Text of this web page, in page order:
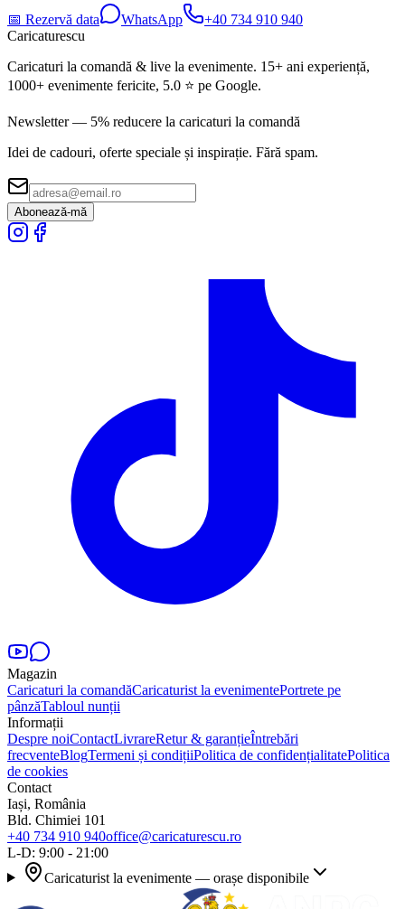
📅 Rezervă data WhatsApp
+40 734 910 940
Caricaturescu
Caricaturi la comandă & live la evenimente. 15+ ani experiență,
1000+ evenimente fericite, 5.0 ⭐ pe Google.
Newsletter — 5% reducere la caricaturi la comandă
Idei de cadouri, oferte speciale și inspirație. Fără spam.
Abonează-mă
Magazin
Caricaturi la comandăCaricaturist la evenimentePortrete pe
pânzăTabloul nunții
Informații
Despre noiContactLivrareRetur & garanțieÎntrebări
frecventeBlogTermeni și condițiiPolitica de confidențialitatePolitica
de cookies
Contact
Iași, România
Bld. Chimiei 101
+40 734 910 940office@caricaturescu.ro
L-D: 9:00 - 21:00
Caricaturist la evenimente — orașe disponibile